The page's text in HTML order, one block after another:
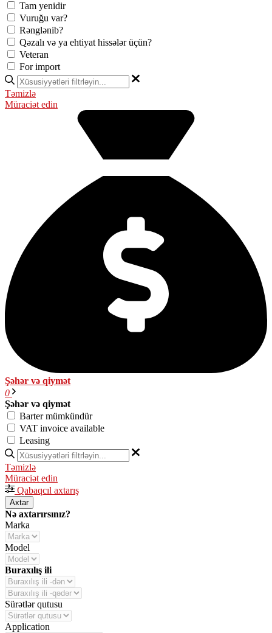
Tam yenidir
Vuruğu var?
Rənglənib?
Qəzalı və ya ehtiyat hissələr üçün?
Veteran
For import
Təmizlə
Müraciət edin
Şəhər və qiymət
0
Şəhər və qiymət
Barter mümkündür
VAT invoice available
Leasing
Təmizlə
Müraciət edin
Qabaqcıl axtarış
Axtar
Nə axtarırsınız?
Marka
Model
Buraxılış ili
Sürətlər qutusu
Application